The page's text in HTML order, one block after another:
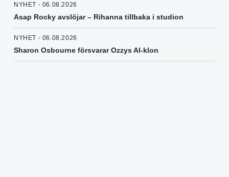
NYHET - 06.08.2026
Asap Rocky avslöjar – Rihanna tillbaka i studion
NYHET - 06.08.2026
Sharon Osbourne försvarar Ozzys AI-klon